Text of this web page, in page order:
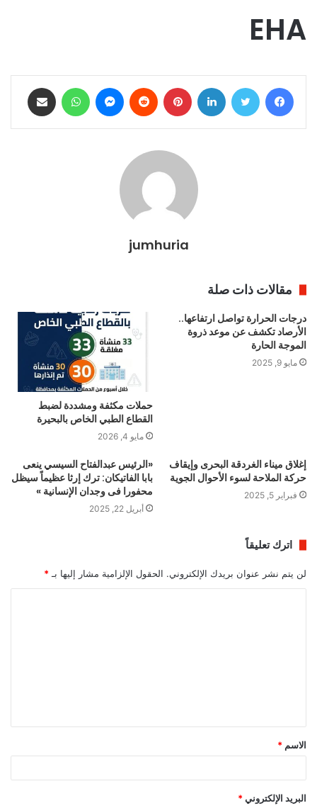
EHA
فيسبوك تويتر لينكدإن بينتيريست ماسنجر واتساب
jumhuria
مقالات ذات صلة
درجات الحرارة تواصل ارتفاعها..
الأرصاد تكشف عن موعد ذروة
الموجة الحارة
مايو 9, 2025
حملات مكثفة ومشددة لضبط
القطاع الطبي الخاص بالبحيرة
مايو 4, 2026
إغلاق ميناء الغردقة البحرى وإيقاف
حركة الملاحة لسوء الأحوال الجوية
فبراير 5, 2025
«الرئيس عبدالفتاح السيسي ينعى
بابا الفاتيكان: ترك إرثا عظيماً سيظل
محفورا فى وجدان الإنسانية »
أبريل 22, 2025
اترك تعليقاً
لن يتم نشر عنوان بريدك الإلكتروني. الحقول الإلزامية مشار إليها بـ *
ق
*
الاسم *
البريد الإلكتروني *